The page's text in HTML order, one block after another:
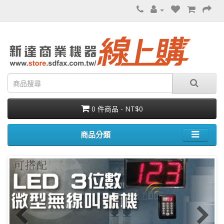
0 件商品 - NT$0
商品分類